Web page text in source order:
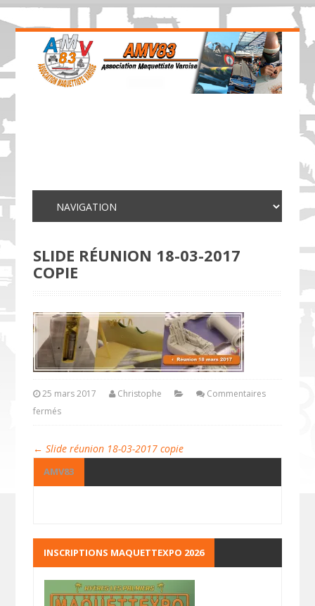
SLIDE RÉUNION 18-03-2017
COPIE
25 mars 2017 Christophe
Commentaires
fermés
← Slide réunion 18-03-2017 copie
AMV83
INSCRIPTIONS MAQUETTEXPO 2026